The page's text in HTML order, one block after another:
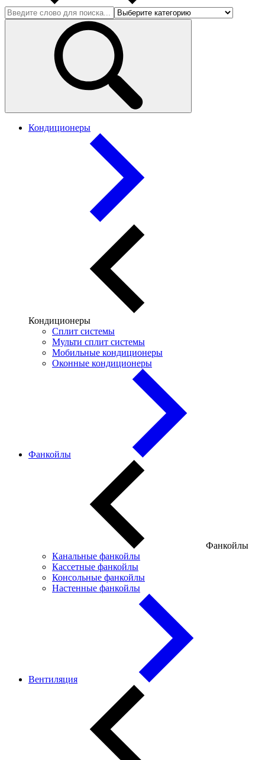
Кондиционеры
Кондиционеры
Сплит системы
Мульти сплит системы
Мобильные кондиционеры
Оконные кондиционеры
Фанкойлы
Фанкойлы
Канальные фанкойлы
Кассетные фанкойлы
Консольные фанкойлы
Настенные фанкойлы
Вентиляция